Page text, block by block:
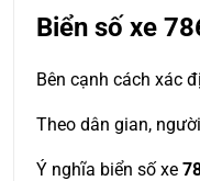
Biển số xe
Bên cạnh cách xác
Theo dân gian,
Ý nghĩa biển số xe